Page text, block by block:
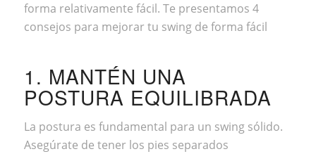
forma relativamente fácil. Te presentamos 4
consejos para mejorar tu swing de forma fácil
1. MANTÉN UNA
POSTURA EQUILIBRADA
La postura es fundamental para un swing sólido.
Asegúrate de tener los pies separados